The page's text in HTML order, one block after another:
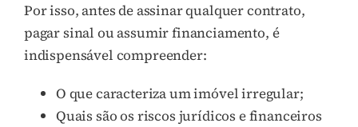
Por isso, antes de assinar qualquer contrato,
pagar sinal ou assumir financiamento, é
indispensável compreender:
O que caracteriza um imóvel irregular;
Quais são os riscos jurídicos e financeiros